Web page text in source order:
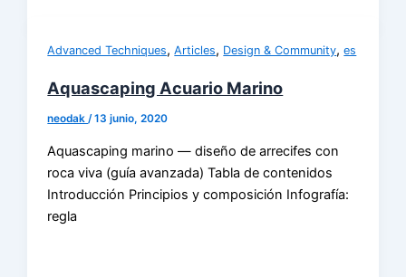
Advanced Techniques,Articles, Design & Community,es
Aquascaping Acuario Marino
neodak/13 junio, 2020
Aquascaping marino — diseño de arrecifes con
roca viva (guía avanzada) Tabla de contenidos
Introducción Principios y composición Infografía:
regla